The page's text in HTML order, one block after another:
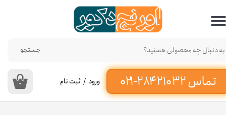
تماس ۳۲ ۲۱۰ ۲۸۴-۰۲۱‌
جستجو
۰ ورود / ثبت نام
حساب کاربری من
تغییر گذر واژه
سفارشات
خروج از حساب کاربری